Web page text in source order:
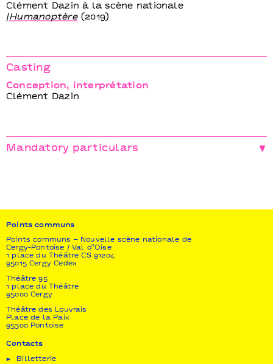
Clément Dazin à la scène nationale
/Humanoptère(2019)
Casting
Conception, interprétation
Clément Dazin
Mandatory particulars
Martin Galamez, Lauréna De la Torre et Sarah Bigot
Soutien
Gip-Acmisa - Académie de Strasbourg I Ministère de
la culture – DRAC Grand Est
par Le Ministère de la Culture - DRAC Grand Est et
par la Ville de Strasbourg.
Grand Est pour ses projets.
Points communs
Points communs – Nouvelle scène nationale de
Cergy-Pontoise / Val d’Oise
1 place du Théâtre CS 91204
95015 Cergy Cedex
Théâtre 95
1 place du Théâtre
95000 Cergy
Théâtre des Louvrais
Place de la Paix
95300 Pontoise
Contacts
Billetterie